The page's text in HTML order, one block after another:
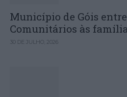
Município de Góis
Comunitários às
30 DE JULHO, 2026